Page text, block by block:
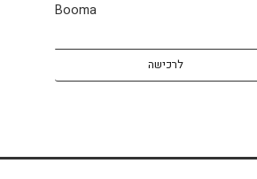
Booma
לרכישה